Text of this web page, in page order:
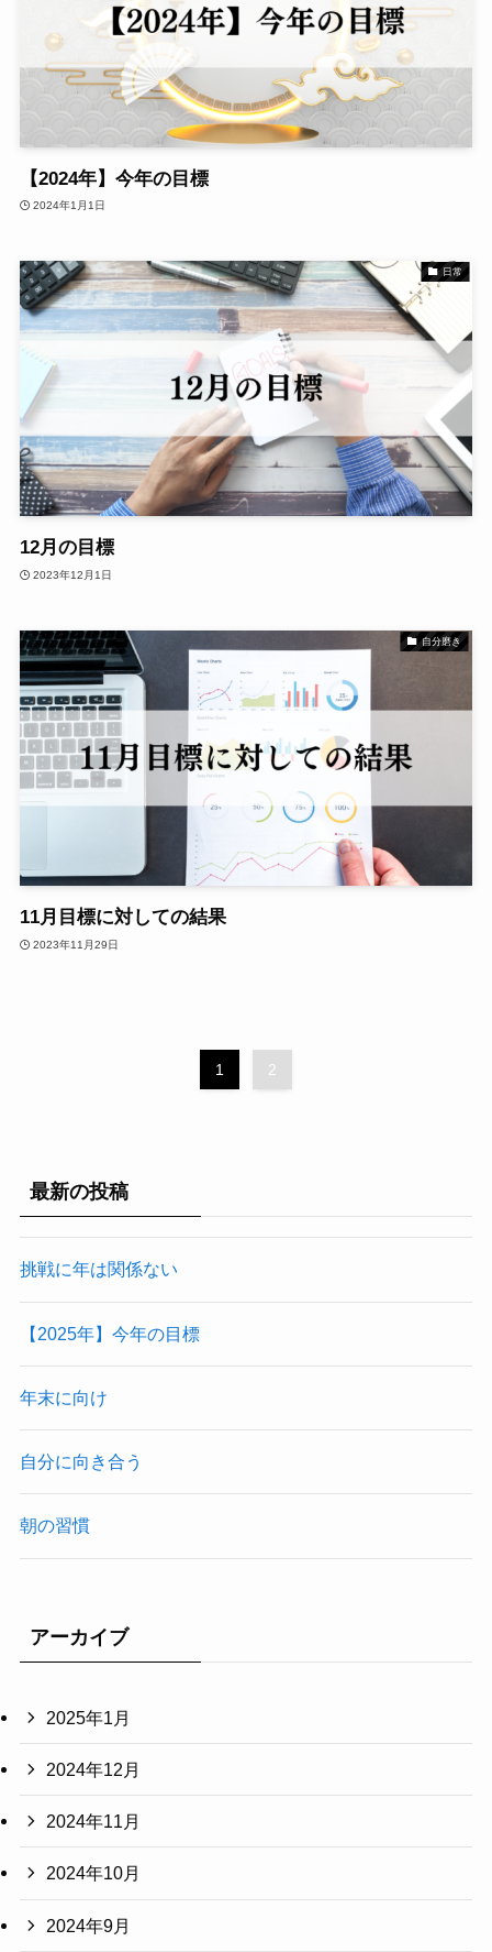
【2024年】今年の目標
2024年1月1日
日常
12月の目標
2023年12月1日
自分磨き
11月目標に対しての結果
2023年11月29日
1 2
最新の投稿
挑戦に年は関係ない
【2025年】今年の目標
年末に向け
自分に向き合う
朝の習慣
アーカイブ
2025年1月
2024年12月
2024年11月
2024年10月
2024年9月